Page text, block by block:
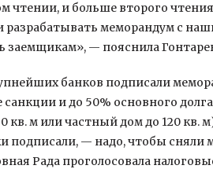
чтении, и больше второго
разрабатывать меморандум с
заемщикам», — пояснила
банков подписали
и до 50% основного долга
м или частный дом до 120 кв.
подписали, — надо, чтобы сняли
Рада проголосовала